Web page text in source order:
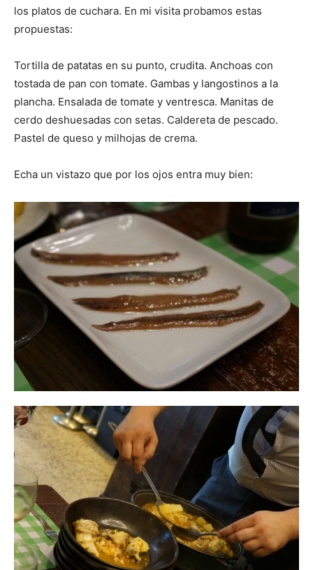
los platos de cuchara. En mi visita probamos estas
propuestas:
Tortilla de patatas en su punto, crudita. Anchoas con
tostada de pan con tomate. Gambas y langostinos a la
plancha. Ensalada de tomate y ventresca. Manitas de
cerdo deshuesadas con setas. Caldereta de pescado.
Pastel de queso y milhojas de crema.
Echa un vistazo que por los ojos entra muy bien: